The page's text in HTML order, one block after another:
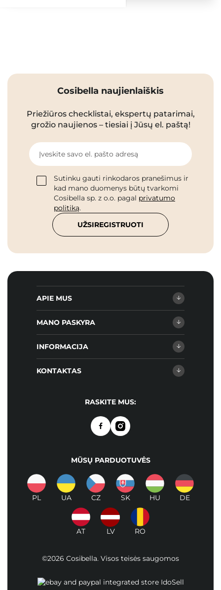
Cosibella naujienlaiškis
Priežiūros checklistai, ekspertų patarimai,
grožio naujienos – tiesiai į Jūsų el. paštą!
Įveskite savo el. pašto adresą
Sutinku gauti rinkodaros pranešimus ir
kad mano duomenys būtų tvarkomi
Cosibella sp. z o.o. pagal privatumo
politiką.
UŽSIREGISTRUOTI
APIE MUS
MANO PASKYRA
INFORMACIJA
KONTAKTAS
RASKITE MUS:
MŪSŲ PARDUOTUVĖS
PL UA CZ SK HU DE
AT LV RO
©2026 Cosibella. Visos teisės saugomos